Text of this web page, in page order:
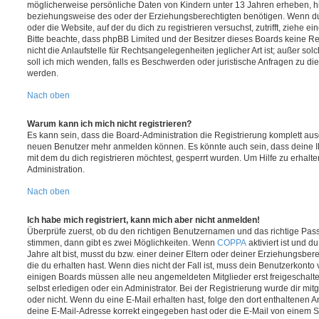
möglicherweise persönliche Daten von Kindern unter 13 Jahren erheben,
beziehungsweise des oder der Erziehungsberechtigten benötigen. Wenn
oder die Website, auf der du dich zu registrieren versuchst, zutrifft, ziehe
Bitte beachte, dass phpBB Limited und der Besitzer dieses Boards keine
nicht die Anlaufstelle für Rechtsangelegenheiten jeglicher Art ist; außer
soll ich mich wenden, falls es Beschwerden oder juristische Anfragen zu
werden.
Nach oben
Warum kann ich mich nicht registrieren?
Es kann sein, dass die Board-Administration die Registrierung komplett
neuen Benutzer mehr anmelden können. Es könnte auch sein, dass deine
mit dem du dich registrieren möchtest, gesperrt wurden. Um Hilfe zu
Administration.
Nach oben
Ich habe mich registriert, kann mich aber nicht anmelden!
Überprüfe zuerst, ob du den richtigen Benutzernamen und das richtige
stimmen, dann gibt es zwei Möglichkeiten. Wenn COPPA aktiviert ist und
Jahre alt bist, musst du bzw. einer deiner Eltern oder deiner
die du erhalten hast. Wenn dies nicht der Fall ist, muss dein
einigen Boards müssen alle neu angemeldeten Mitglieder erst
selbst erledigen oder ein Administrator. Bei der Registrierung wurde dir
oder nicht. Wenn du eine E-Mail erhalten hast, folge den dort enthaltenen
deine E-Mail-Adresse korrekt eingegeben hast oder die E-Mail von einem